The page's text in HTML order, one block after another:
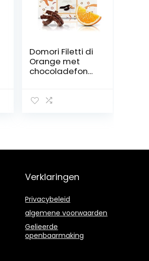
Domori Filetti di
Orange met
chocoladefond
Verklaringen
Privacybeleid
algemene voorwaarden
Gelieerde
openbaarmaking